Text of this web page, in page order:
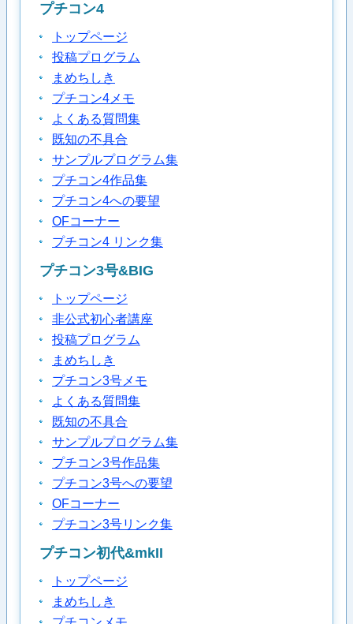
プチコン4
トップページ
投稿プログラム
まめちしき
プチコン4メモ
よくある質問集
既知の不具合
サンプルプログラム集
プチコン4作品集
プチコン4への要望
OFコーナー
プチコン4 リンク集
プチコン3号&BIG
トップページ
非公式初心者講座
投稿プログラム
まめちしき
プチコン3号メモ
よくある質問集
既知の不具合
サンプルプログラム集
プチコン3号作品集
プチコン3号への要望
OFコーナー
プチコン3号リンク集
プチコン初代&mkII
トップページ
まめちしき